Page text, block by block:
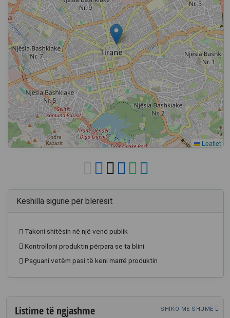
Leaflet
Këshilla sigurie për blerësit
Takoni shitësin në një vend publik
Kontrolloni produktin përpara se ta blini
Paguani vetëm pasi të keni marrë produktin
Listime të ngjashme SHIKO MË SHUMË